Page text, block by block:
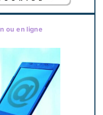
ou en ligne